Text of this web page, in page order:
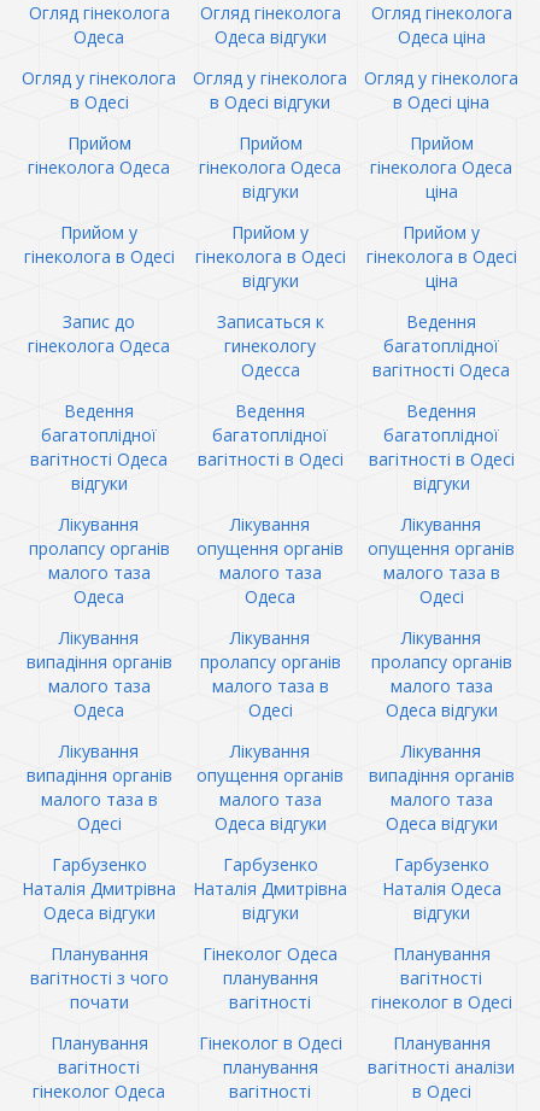
Огляд гінеколога
Одеса
Огляд гінеколога
Одеса відгуки
Огляд гінеколога
Одеса ціна
Огляд у гінеколога
в Одесі
Огляд у гінеколога
в Одесі відгуки
Огляд у гінеколога
в Одесі ціна
Прийом
гінеколога Одеса
Прийом
гінеколога Одеса
відгуки
Прийом
гінеколога Одеса
ціна
Прийом у
гінеколога в Одесі
Прийом у
гінеколога в Одесі
відгуки
Прийом у
гінеколога в Одесі
ціна
Запис до
гінеколога Одеса
Записаться к
гинекологу
Одесса
Ведення
багатоплідної
вагітності Одеса
Ведення
багатоплідної
вагітності Одеса
відгуки
Ведення
багатоплідної
вагітності в Одесі
Ведення
багатоплідної
вагітності в Одесі
відгуки
Лікування
пролапсу органів
малого таза
Одеса
Лікування
опущення органів
малого таза
Одеса
Лікування
опущення органів
малого таза в
Одесі
Лікування
випадіння органів
малого таза
Одеса
Лікування
пролапсу органів
малого таза в
Одесі
Лікування
пролапсу органів
малого таза
Одеса відгуки
Лікування
випадіння органів
малого таза в
Одесі
Лікування
опущення органів
малого таза
Одеса відгуки
Лікування
випадіння органів
малого таза
Одеса відгуки
Гарбузенко
Наталія Дмитрівна
Одеса відгуки
Гарбузенко
Наталія Дмитрівна
відгуки
Гарбузенко
Наталія Одеса
відгуки
Планування
вагітності з чого
почати
Гінеколог Одеса
планування
вагітності
Планування
вагітності
гінеколог в Одесі
Планування
вагітності
гінеколог Одеса
Гінеколог в Одесі
планування
вагітності
Планування
вагітності аналізи
в Одесі